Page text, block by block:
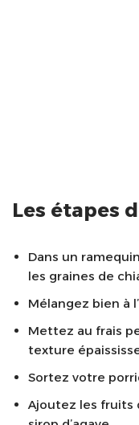
Les étapes
Dans un
les graines de
Mélangez bien à
Mettez au frais
texture
Sortez votre
Ajoutez les fruits